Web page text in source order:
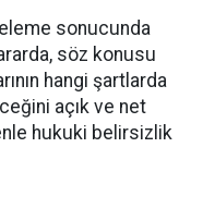
sonucunda
söz konusu
hangi şartlarda
açık ve net
hukuki belirsizlik